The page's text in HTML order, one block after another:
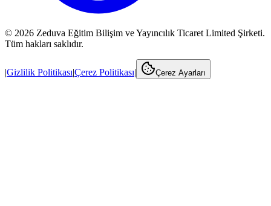
© 2026 Zeduva Eğitim Bilişim ve Yayıncılık Ticaret Limited Şirketi.
Tüm hakları saklıdır.
|Gizlilik Politikası|Çerez Politikası| Çerez Ayarları